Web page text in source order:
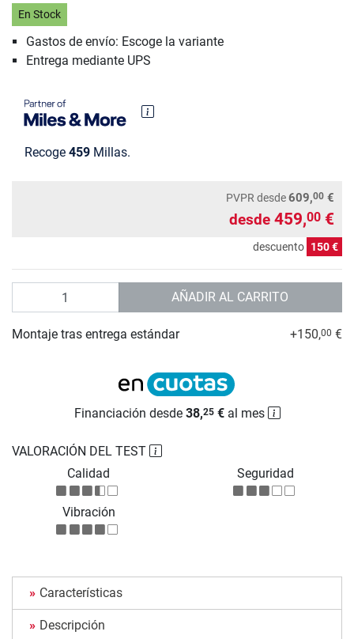
En Stock
Gastos de envío: Escoge la variante
Entrega mediante UPS
Recoge 459 Millas.
PVPR desde609,00 €
desde 459,00 €
descuento 150 €
AÑADIR AL CARRITO
VALORACIÓN DEL TEST
Calidad
Seguridad
Vibración
Montaje tras entrega estándar +150,00 €
Financiación desde 38,25€al mes
Características
Descripción